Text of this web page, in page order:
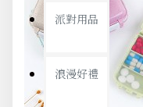
派對用品
浪漫好禮